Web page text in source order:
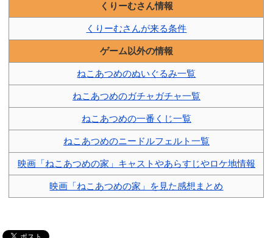
くりーむさん情報
くりーむさんが来る条件
ゲーム以外の情報
ねこあつめのぬいぐるみ一覧
ねこあつめのガチャガチャ一覧
ねこあつめの一番くじ一覧
ねこあつめのニードルフェルト一覧
映画「ねこあつめの家」キャストやあらすじやロケ地情報
映画「ねこあつめの家」を見た感想まとめ